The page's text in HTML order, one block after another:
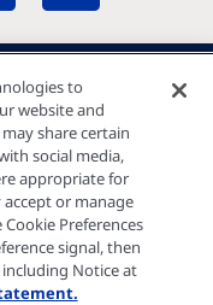
to
website and
share certain
social media,
appropriate for
or manage
Preferences
signal, then
Notice at